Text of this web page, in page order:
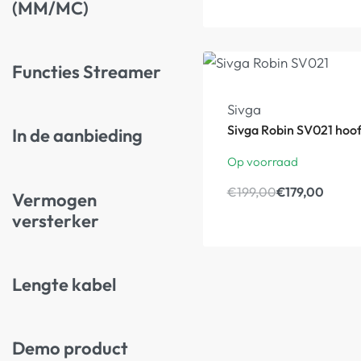
(MM/MC)
Functies Streamer
In de aanbieding
Vermogen
versterker
Lengte kabel
Demo product
Sivga
Sivga Robin SV021
Op voorraad
€199,00€179,00